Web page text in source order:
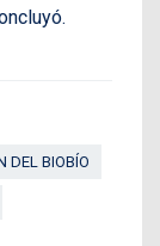
DEL BIOBÍO